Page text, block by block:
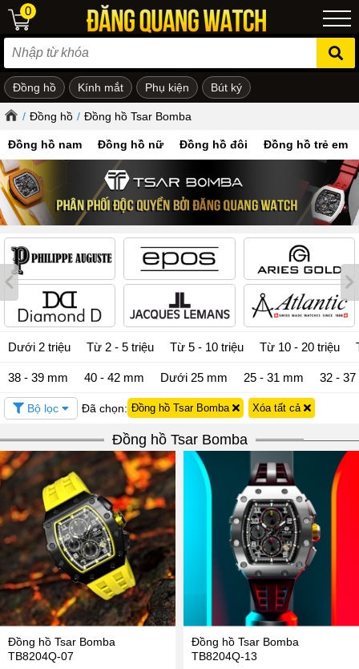
em
0
Đồng hồ Kính mắt Phụ kiện Bút ký
/ Đồng hồ / Đồng hồ Tsar Bomba
Đồng hồ nam Đồng hồ nữ Đồng hồ đôi Đồng hồ trẻ em
Dưới 2 triệu Từ 2 - 5 triệu Từ 5 - 10 triệu Từ 10 - 20 triệu
38 - 39 mm 40 - 42 mm Dưới 25 mm 25 - 31 mm 32 -
Bộ lọc Đã chọn: Đồng hồ Tsar Bomba Xóa tất cả
Đồng hồ Tsar Bomba
Đồng hồ Tsar Bomba
TB8204Q-07
Đồng hồ Tsar Bomba
TB8204Q-13